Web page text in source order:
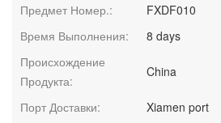
Предмет Номер.:
FXDF010
Время Выполнения:
8 days
Происхождение
Продукта:
China
Порт Доставки:
Xiamen port